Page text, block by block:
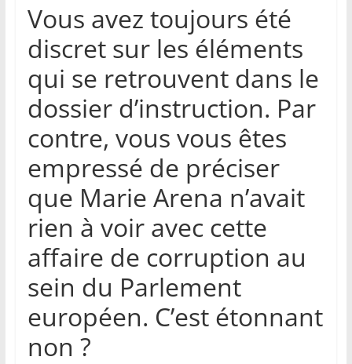
Vous avez toujours été
discret sur les éléments
qui se retrouvent dans le
dossier d’instruction. Par
contre, vous vous êtes
empressé de préciser
que Marie Arena n’avait
rien à voir avec cette
affaire de corruption au
sein du Parlement
européen. C’est étonnant
non ?